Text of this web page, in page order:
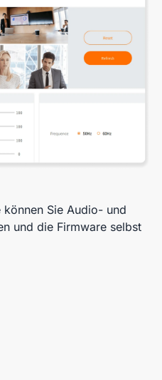
Sie Audio- und
und die Firmware selbst